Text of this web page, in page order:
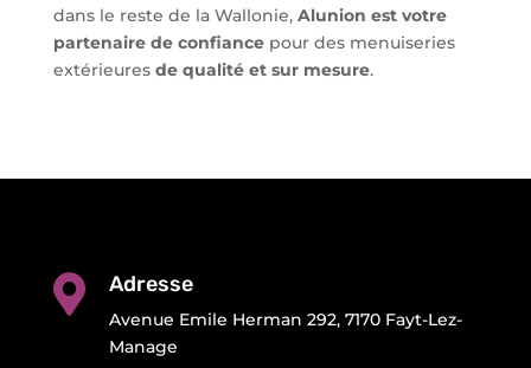
dans le reste de la Wallonie, Alunion est votre
partenaire de confiancepour des menuiseries
extérieures de qualité et sur mesure.
 Adresse
Avenue Emile Herman 292, 7170 Fayt-Lez-
Manage